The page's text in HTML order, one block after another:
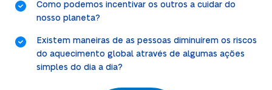
Como podemos incentivar os outros a cuidar do
nosso planeta?
Existem maneiras de as pessoas diminuírem os riscos
do aquecimento global através de algumas ações
simples do dia a dia?